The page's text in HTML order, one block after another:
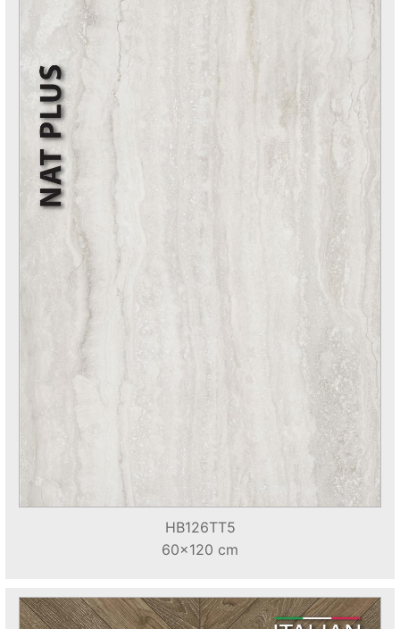
HB126TT5
60x120 cm